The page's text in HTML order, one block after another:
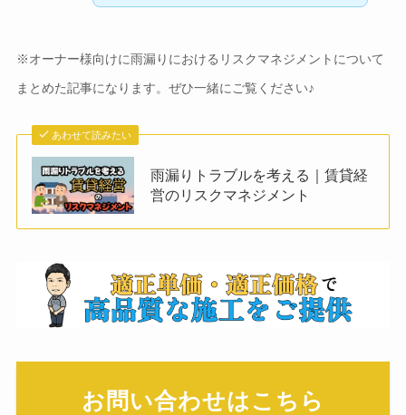
※オーナー様向けに雨漏りにおけるリスクマネジメントについて
まとめた記事になります。ぜひ一緒にご覧ください♪
あわせて読みたい
雨漏りトラブルを考える｜賃貸経
営のリスクマネジメント
お問い合わせはこちら